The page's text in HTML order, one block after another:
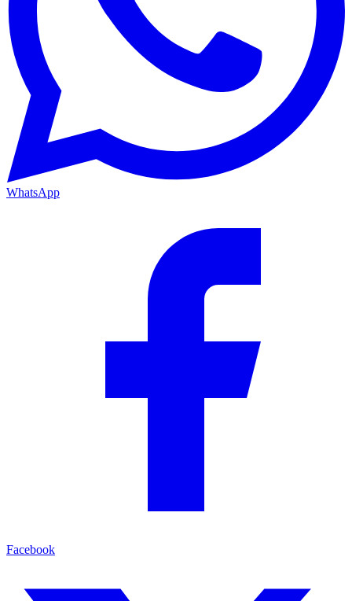
WhatsApp
Facebook